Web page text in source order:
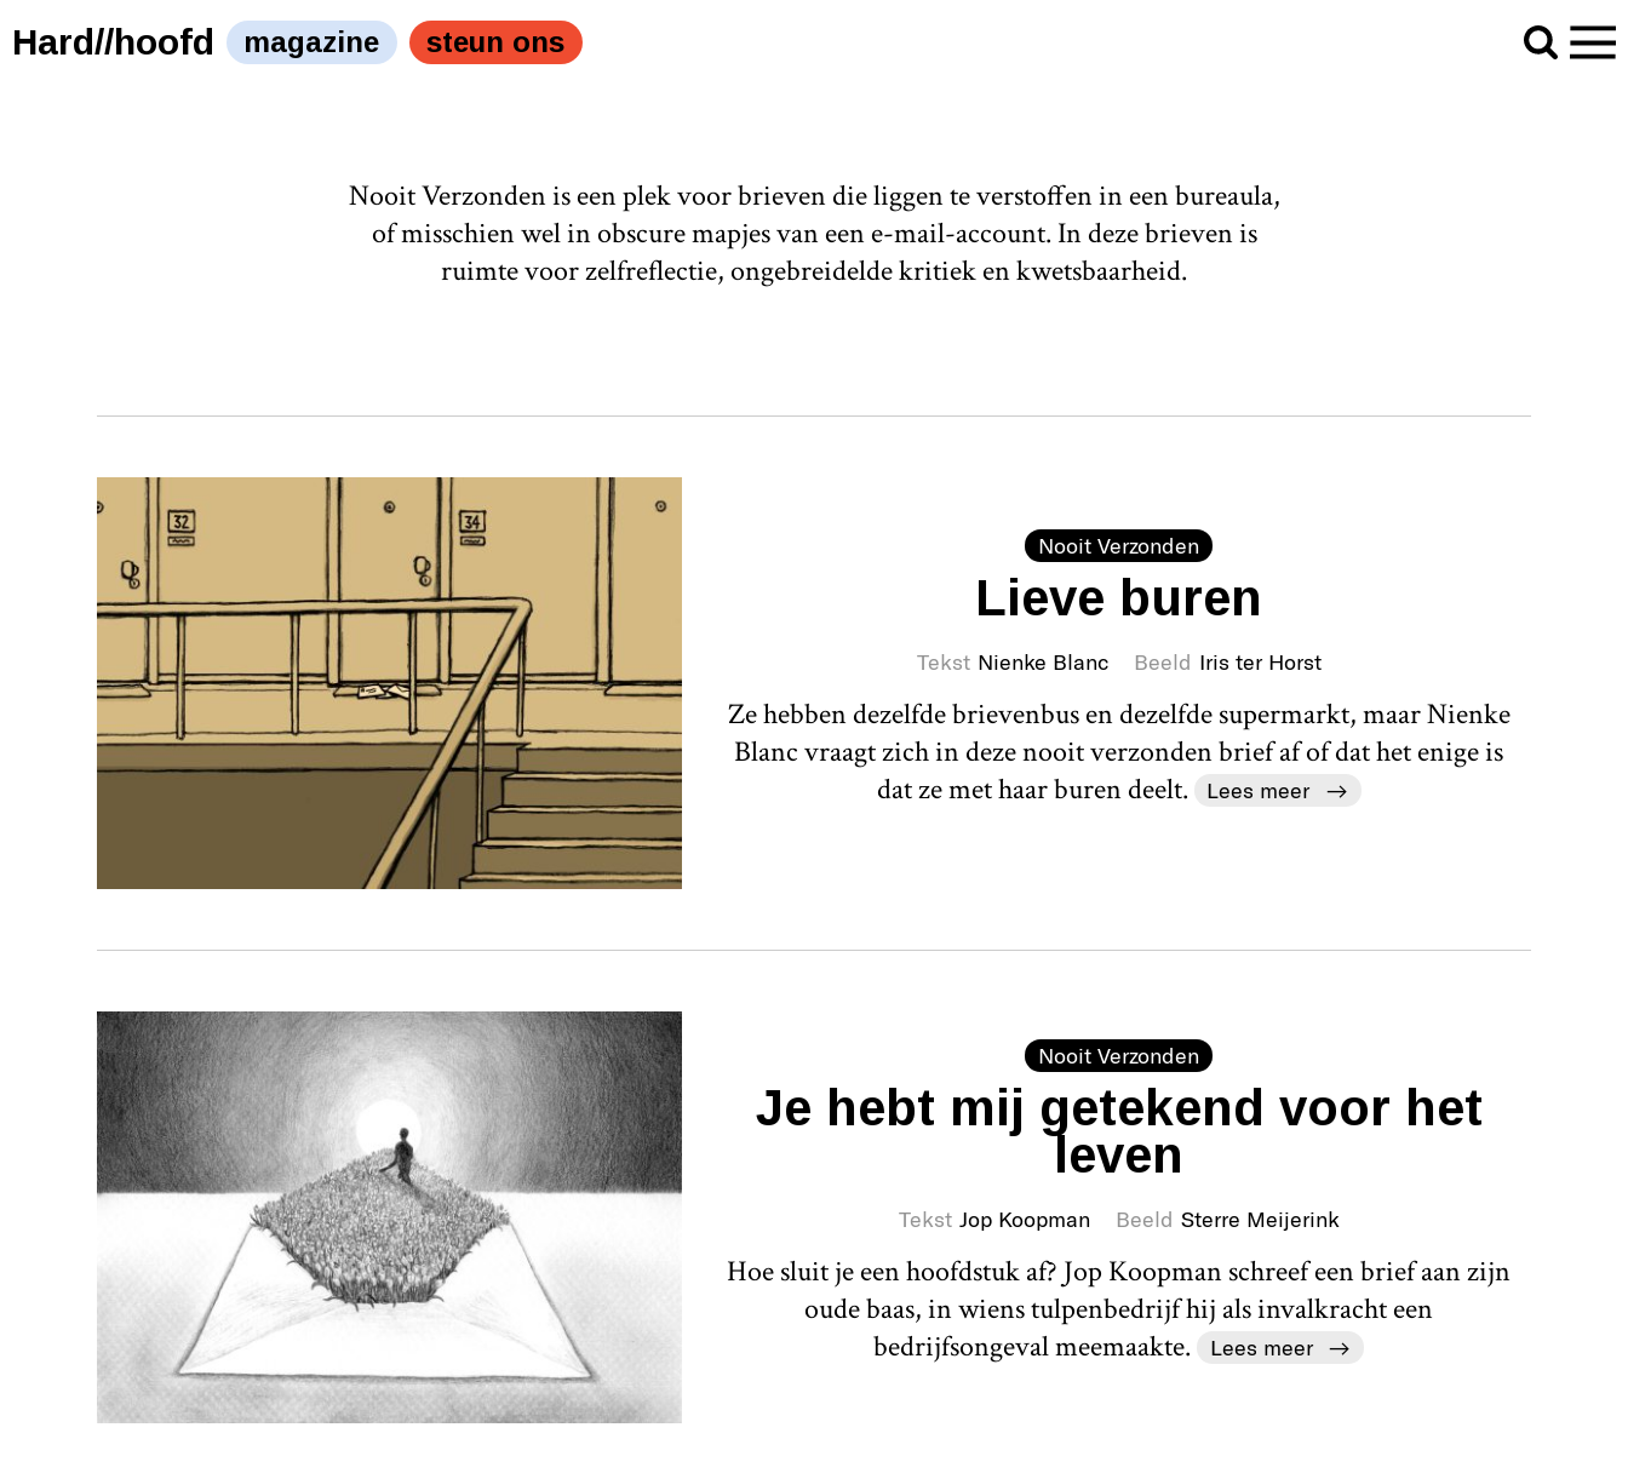
Hard//hoofd magazine steun ons
Nooit Verzonden is een plek voor brieven die liggen te verstoffen in een bureaula,
of misschien wel in obscure mapjes van een e-mail-account. In deze brieven is
ruimte voor zelfreflectie, ongebreidelde kritiek en kwetsbaarheid.
Nooit Verzonden
Lieve buren
Tekst Nienke Blanc Beeld Iris ter Horst
Ze hebben dezelfde brievenbus en dezelfde supermarkt, maar Nienke
Blanc vraagt zich in deze nooit verzonden brief af of dat het enige is
dat ze met haar buren deelt.
Lees meer
Nooit Verzonden
Je hebt mij getekend voor het
leven
Tekst Jop Koopman Beeld Sterre Meijerink
Hoe sluit je een hoofdstuk af? Jop Koopman schreef een brief aan zijn
oude baas, in wiens tulpenbedrijf hij als invalkracht een
bedrijfsongeval meemaakte.
Lees meer